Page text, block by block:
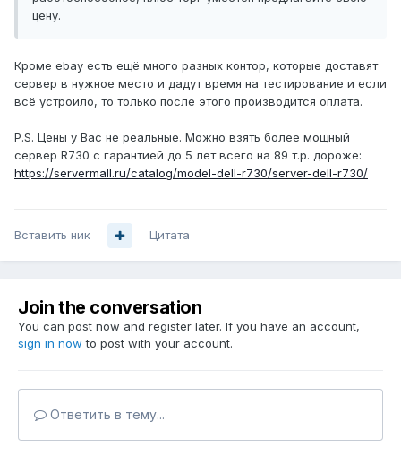
цену.
Кроме ebay есть ещё много разных контор, которые доставят
сервер в нужное место и дадут время на тестирование и если
всё устроило, то только после этого производится оплата.
P.S. Цены у Вас не реальные. Можно взять более мощный
сервер R730 с гарантией до 5 лет всего на 89 т.р. дороже:
https://servermall.ru/catalog/model-dell-r730/server-dell-r730/
Вставить ник Цитата
Join the conversation
You can post now and register later. If you have an account,
sign in now to post with your account.
Ответить в тему...